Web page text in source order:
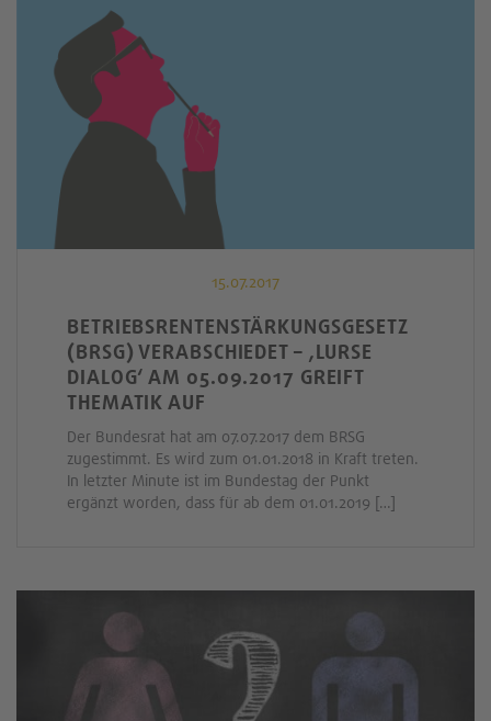
15.07.2017
BETRIEBSRENTENSTÄRKUNGSGESETZ
(BRSG) VERABSCHIEDET – ‚LURSE
DIALOG‘ AM 05.09.2017 GREIFT
THEMATIK AUF
Der Bundesrat hat am 07.07.2017 dem BRSG
zugestimmt. Es wird zum 01.01.2018 in Kraft treten.
In letzter Minute ist im Bundestag der Punkt
ergänzt worden, dass für ab dem 01.01.2019 […]